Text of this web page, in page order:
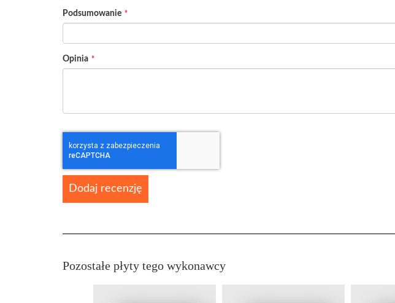
Podsumowanie
Opinia
Dodaj recenzję
Pozostałe płyty tego wykonawcy